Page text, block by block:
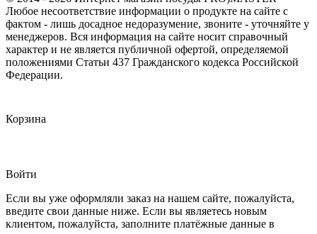
Любое несоответствие информации о продукте на сайте с
фактом - лишь досадное недоразумение, звоните - уточняйте у
менеджеров. Вся информация на сайте носит справочный
характер и не является публичной офертой, определяемой
положениями Статьи 437 Гражданского кодекса Российской
Федерации.
Корзина
Войти
Если вы уже оформляли заказ на нашем сайте, пожалуйста,
введите свои данные ниже. Если вы являетесь новым
клиентом, пожалуйста, заполните платёжные данные в